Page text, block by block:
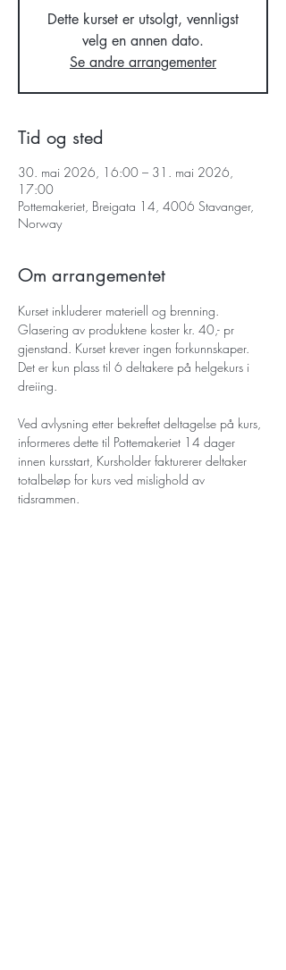
Dette kurset er utsolgt, vennligst
velg en annen dato.
Se andre arrangementer
Tid og sted
30. mai 2026, 16:00 – 31. mai 2026,
17:00
Pottemakeriet, Breigata 14, 4006 Stavanger,
Norway
Om arrangementet
Kurset inkluderer materiell og brenning.
Glasering av produktene koster kr. 40,- pr
gjenstand. Kurset krever ingen forkunnskaper.
Det er kun plass til 6 deltakere på helgekurs i
dreiing.
Ved avlysning etter bekreftet deltagelse på kurs,
informeres dette til Pottemakeriet 14 dager
innen kursstart, Kursholder fakturerer deltaker
totalbeløp for kurs ved mislighold av
tidsrammen.